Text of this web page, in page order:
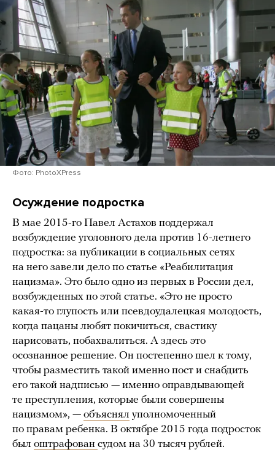
Фото: PhotoXPress
Осуждение подростка
В мае 2015-го Павел Астахов поддержал
возбуждение уголовного дела против 16-летнего
подростка: за публикации в социальных сетях
на него завели дело по статье «Реабилитация
нацизма». Это было одно из первых в России дел,
возбужденных по этой статье. «Это не просто
какая-то глупость или псевдоудалецкая молодость,
когда пацаны любят покичиться, свастику
нарисовать, побахвалиться. А здесь это
осознанное решение. Он постепенно шел к тому,
чтобы разместить такой именно пост и снабдить
его такой надписью — именно оправдывающей
те преступления, которые были совершены
нацизмом», — объяснял уполномоченный
по правам ребенка. В октябре 2015 года подросток
был оштрафован судом на 30 тысяч рублей.